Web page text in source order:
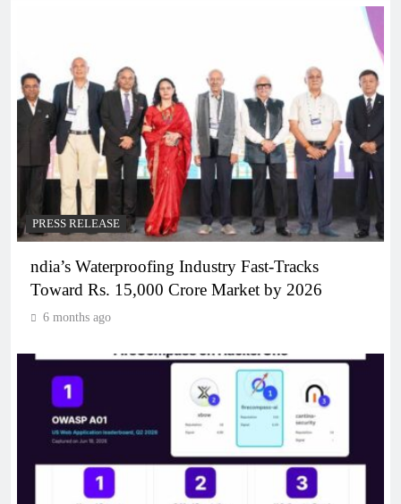
PRESS RELEASE
ndia’s Waterproofing Industry Fast-Tracks
Toward Rs. 15,000 Crore Market by 2026
6 months ago